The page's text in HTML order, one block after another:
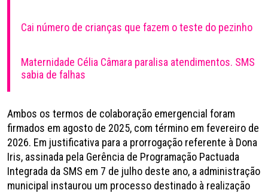
Cai número de crianças que fazem o teste do pezinho
Maternidade Célia Câmara paralisa atendimentos. SMS
sabia de falhas
Ambos os termos de colaboração emergencial foram
firmados em agosto de 2025, com término em fevereiro de
2026. Em justificativa para a prorrogação referente à Dona
Iris, assinada pela Gerência de Programação Pactuada
Integrada da SMS em 7 de julho deste ano, a administração
municipal instaurou um processo destinado à realização